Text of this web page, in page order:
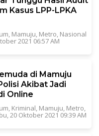
Kasus LPP-LPKA
, Mamuju, Metro, Nasional
2021 06:57 AM
di Mamuju
Akibat Jadi
Online
, Kriminal, Mamuju, Metro,
20 Oktober 2021 09:39 AM